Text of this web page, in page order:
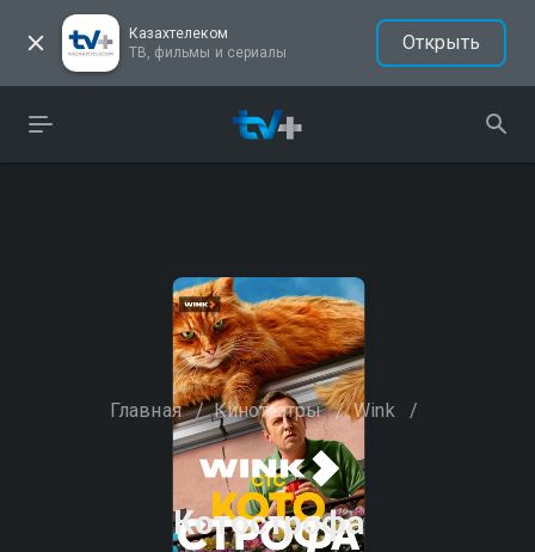
Казахтелеком
ТВ, фильмы и сериалы
Открыть
Главная / Кинотеатры / Wink /
Котострофа